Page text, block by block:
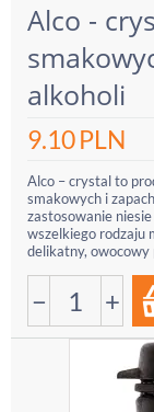
Alco -
alkoholi
9.10PLN
Alco – crystal to
smakowych i
zastosowanie
wszelkiego rodzaju
delikatny, owocowy
− +